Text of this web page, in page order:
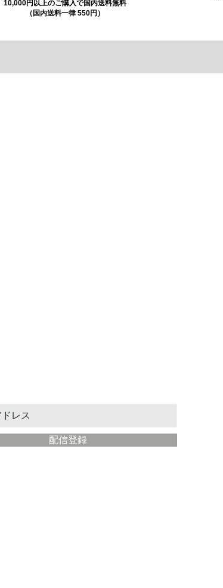
10,000円以上のご購入で国内送料無料
（国内送料一律 550円）
配信登録